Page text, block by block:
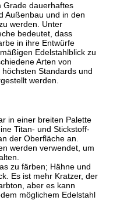
Grade dauerhaftes
Außenbau und in den
werden. Unter
bedeutet, dass
in ihre Entwürfe
Edelstahlblick zu
Arten von
Standards und
werden.
in einer breiten Palette
Titan- und Stickstoff-
der Oberfläche an.
werden verwendet, um
zu färben; Hähne und
Es ist mehr Kratzer, der
aber es kann
möglichem Edelstahl